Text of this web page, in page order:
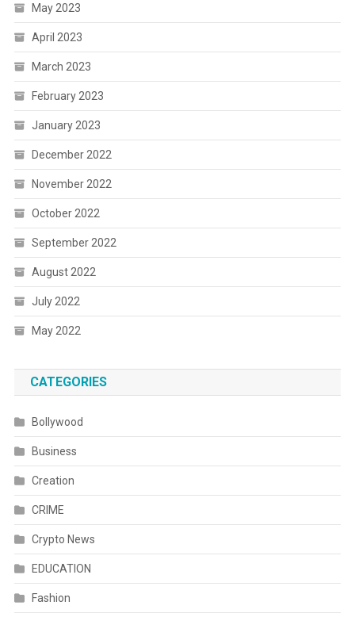
May 2023
April 2023
March 2023
February 2023
January 2023
December 2022
November 2022
October 2022
September 2022
August 2022
July 2022
May 2022
CATEGORIES
Bollywood
Business
Creation
CRIME
Crypto News
EDUCATION
Fashion